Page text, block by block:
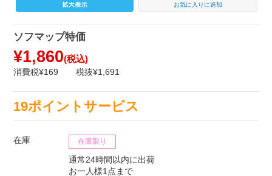
お気に入りに追加
ソフマップ特価
¥1,860(税込)
消費税¥169 税抜¥1,691
19ポイントサービス
在庫 在庫限り
通常24時間以内に出荷
お一人様1点まで